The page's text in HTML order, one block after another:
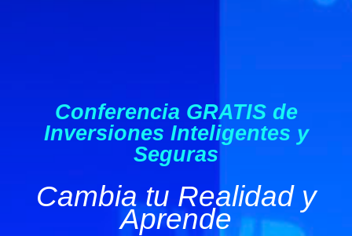
Conferencia GRATIS de
Inversiones Inteligentes y
Seguras
Cambia tu Realidad y
Aprende